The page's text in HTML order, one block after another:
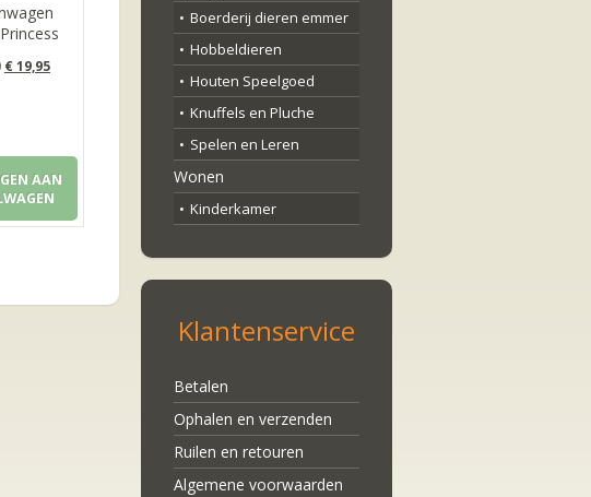
Oorspronkelijke
€ 25,00.
€19,95Huidige
€ 19,95.
AAN
Boerderij dieren emmer
Hobbeldieren
Houten Speelgoed
Knuffels en Pluche
Spelen en Leren
Wonen
Kinderkamer
Klantenservice
Betalen
Ophalen en verzenden
Ruilen en retouren
Algemene voorwaarden